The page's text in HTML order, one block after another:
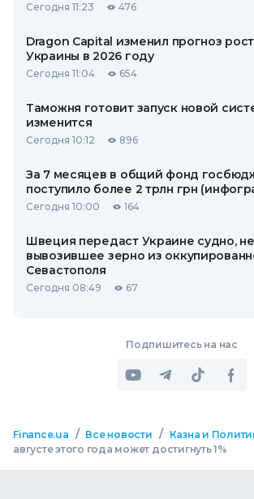
Сегодня 11:23 476
Dragon Capital изменил прогноз
Украины в 2026 году
Сегодня 11:04 654
Таможня готовит запуск новой
изменится
Сегодня 10:12 896
За 7 месяцев в общий фонд
поступило более 2 трлн грн
Сегодня 10:00 164
Швеция передаст Украине судно,
вывозившее зерно из
Севастополя
Сегодня 08:49 67
Подпишитесь на нас
Finance.ua / Все новости / Казна и
августе этого года может достигнуть 1%